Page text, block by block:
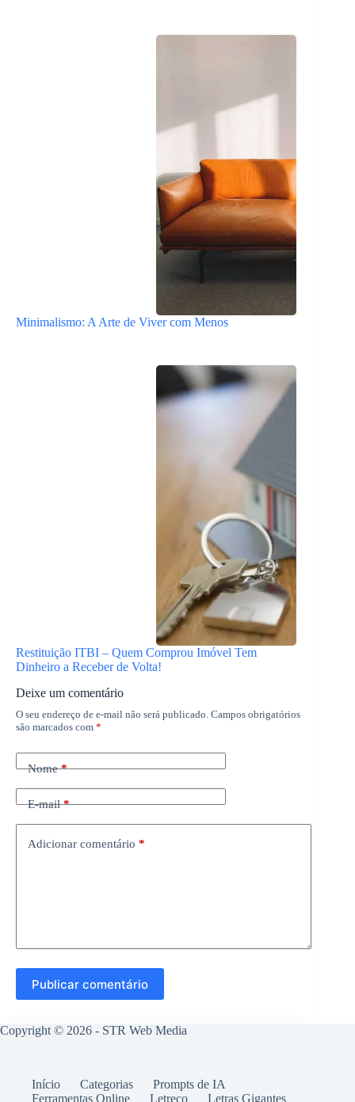
Minimalismo: A Arte de Viver com Menos
Restituição ITBI – Quem Comprou Imóvel Tem
Dinheiro a Receber de Volta!
Deixe um comentário
O seu endereço de e-mail não será publicado. Campos obrigatórios
são marcados com *
Nome*
E-mail*
Adicionar comentário *
Publicar comentário
Copyright © 2026 - STR Web Media
Início Categorias
Prompts de IA
Ferramentas Online
Letreco Letras Gigantes